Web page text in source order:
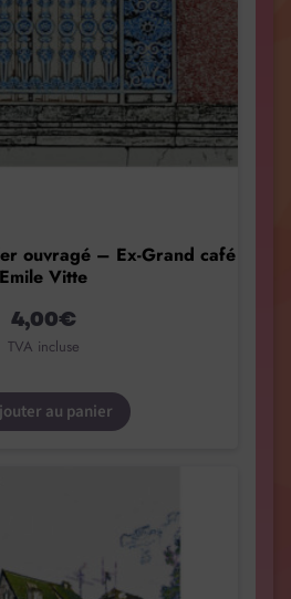
ouvragé – Ex-Grand café
Emile Vitte
4,00€
TVA incluse
au panier